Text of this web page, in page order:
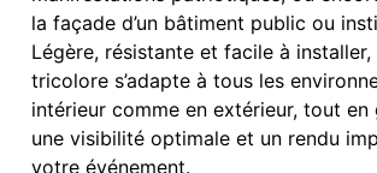
la façade d’un bâtiment public ou
Légère, résistante et facile à installer,
tricolore s’adapte à tous les
intérieur comme en extérieur, tout en
une visibilité optimale et un rendu
votre événement.